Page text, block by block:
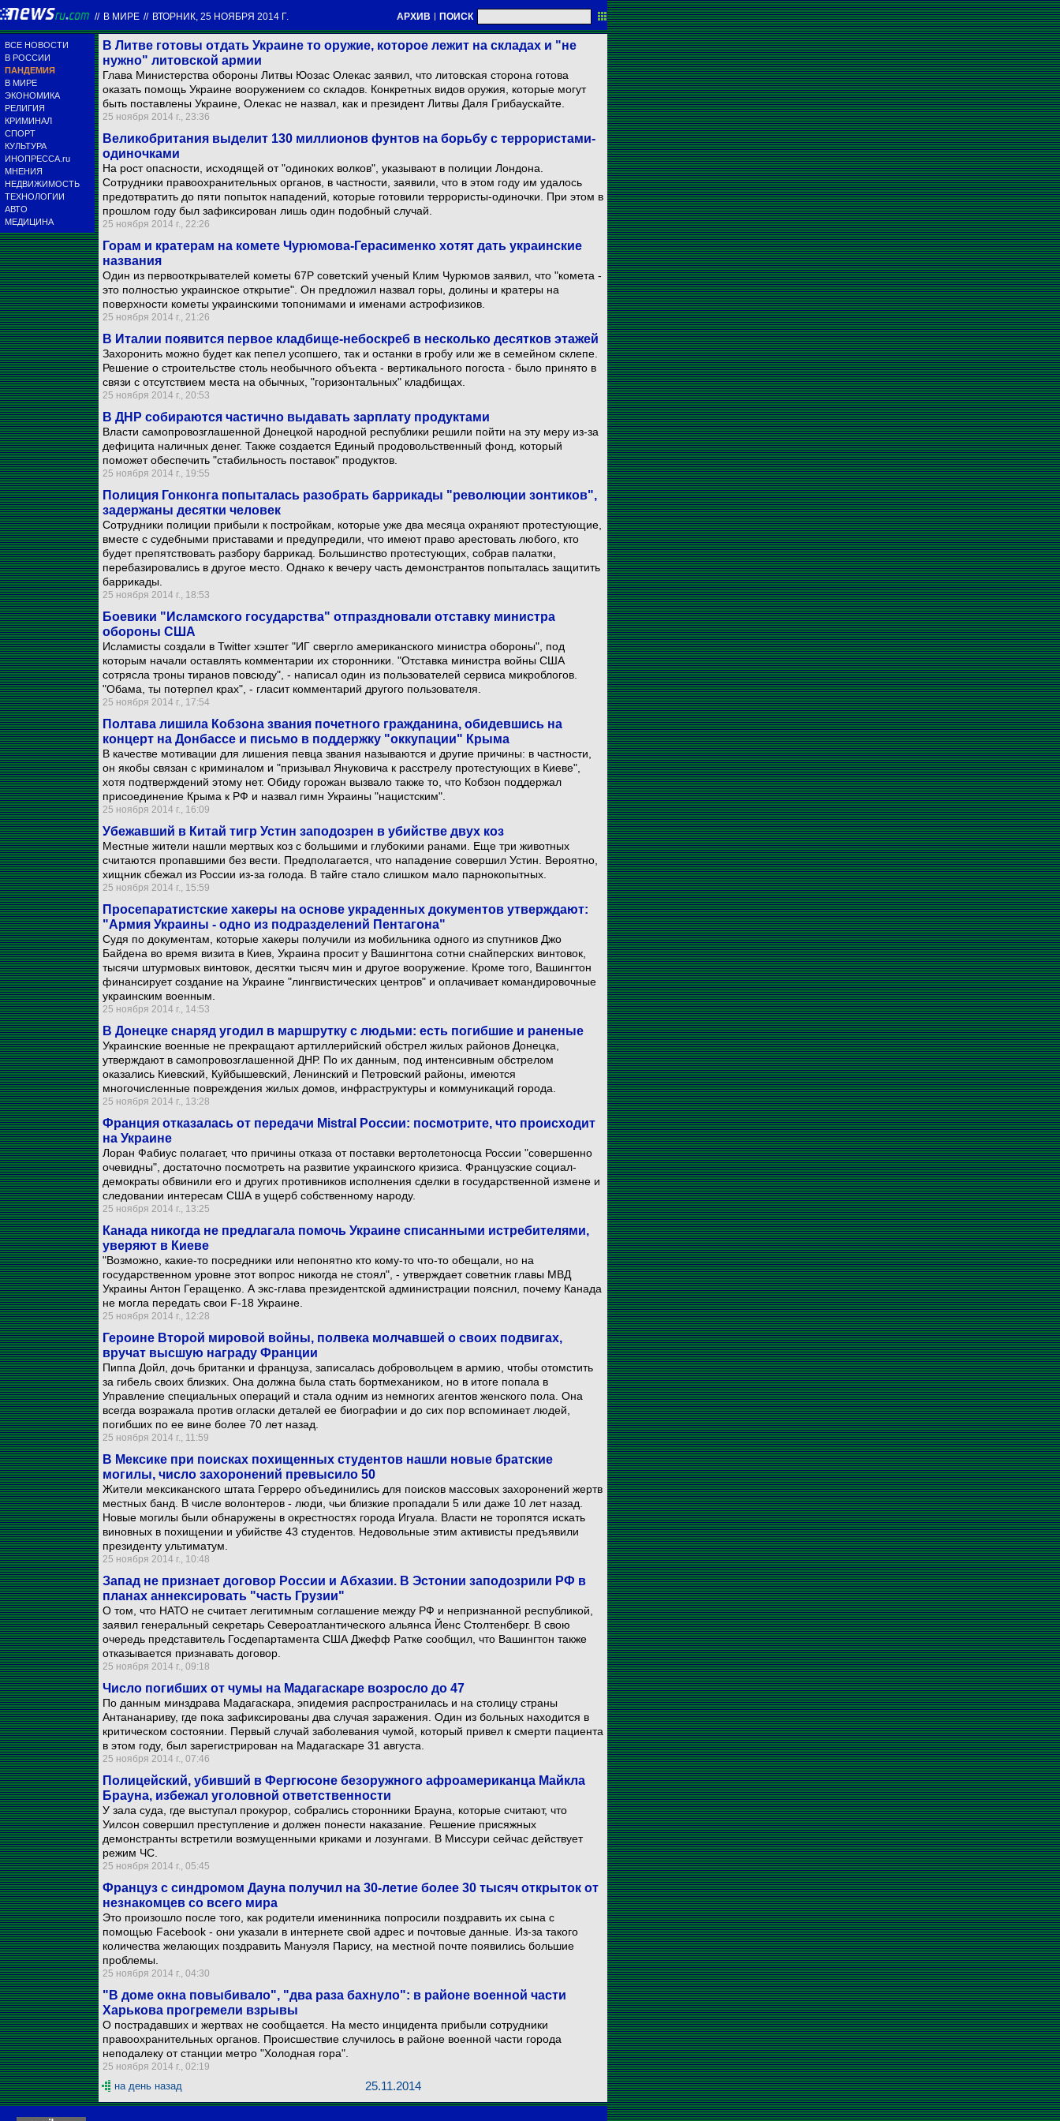
// В МИРЕ // ВТОРНИК, 25 НОЯБРЯ 2014 Г. АРХИВ | ПОИСК
ВСЕ НОВОСТИ
В РОССИИ
ПАНДЕМИЯ
В МИРЕ
ЭКОНОМИКА
РЕЛИГИЯ
КРИМИНАЛ
СПОРТ
КУЛЬТУРА
ИНОПРЕССА.ru
МНЕНИЯ
НЕДВИЖИМОСТЬ
ТЕХНОЛОГИИ
АВТО
МЕДИЦИНА
В Литве готовы отдать Украине то оружие, которое лежит на складах и "не
нужно" литовской армии
Глава Министерства обороны Литвы Юозас Олекас заявил, что литовская сторона готова
оказать помощь Украине вооружением со складов. Конкретных видов оружия, которые могут
быть поставлены Украине, Олекас не назвал, как и президент Литвы Даля Грибаускайте.
25 ноября 2014 г., 23:36
Великобритания выделит 130 миллионов фунтов на борьбу с террористами-
одиночками
На рост опасности, исходящей от "одиноких волков", указывают в полиции Лондона.
Сотрудники правоохранительных органов, в частности, заявили, что в этом году им удалось
предотвратить до пяти попыток нападений, которые готовили террористы-одиночки. При этом в
прошлом году был зафиксирован лишь один подобный случай.
25 ноября 2014 г., 22:26
Горам и кратерам на комете Чурюмова-Герасименко хотят дать украинские
названия
Один из первооткрывателей кометы 67P советский ученый Клим Чурюмов заявил, что "комета -
это полностью украинское открытие". Он предложил назвал горы, долины и кратеры на
поверхности кометы украинскими топонимами и именами астрофизиков.
25 ноября 2014 г., 21:26
В Италии появится первое кладбище-небоскреб в несколько десятков этажей
Захоронить можно будет как пепел усопшего, так и останки в гробу или же в семейном склепе.
Решение о строительстве столь необычного объекта - вертикального погоста - было принято в
связи с отсутствием места на обычных, "горизонтальных" кладбищах.
25 ноября 2014 г., 20:53
В ДНР собираются частично выдавать зарплату продуктами
Власти самопровозглашенной Донецкой народной республики решили пойти на эту меру из-за
дефицита наличных денег. Также создается Единый продовольственный фонд, который
поможет обеспечить "стабильность поставок" продуктов.
25 ноября 2014 г., 19:55
Полиция Гонконга попыталась разобрать баррикады "революции зонтиков",
задержаны десятки человек
Сотрудники полиции прибыли к постройкам, которые уже два месяца охраняют протестующие,
вместе с судебными приставами и предупредили, что имеют право арестовать любого, кто
будет препятствовать разбору баррикад. Большинство протестующих, собрав палатки,
перебазировались в другое место. Однако к вечеру часть демонстрантов попыталась защитить
баррикады.
25 ноября 2014 г., 18:53
Боевики "Исламского государства" отпраздновали отставку министра
обороны США
Исламисты создали в Twitter хэштег "ИГ свергло американского министра обороны", под
которым начали оставлять комментарии их сторонники. "Отставка министра войны США
сотрясла троны тиранов повсюду", - написал один из пользователей сервиса микроблогов.
"Обама, ты потерпел крах", - гласит комментарий другого пользователя.
25 ноября 2014 г., 17:54
Полтава лишила Кобзона звания почетного гражданина, обидевшись на
концерт на Донбассе и письмо в поддержку "оккупации" Крыма
В качестве мотивации для лишения певца звания называются и другие причины: в частности,
он якобы связан с криминалом и "призывал Януковича к расстрелу протестующих в Киеве",
хотя подтверждений этому нет. Обиду горожан вызвало также то, что Кобзон поддержал
присоединение Крыма к РФ и назвал гимн Украины "нацистским".
25 ноября 2014 г., 16:09
Убежавший в Китай тигр Устин заподозрен в убийстве двух коз
Местные жители нашли мертвых коз с большими и глубокими ранами. Еще три животных
считаются пропавшими без вести. Предполагается, что нападение совершил Устин. Вероятно,
хищник сбежал из России из-за голода. В тайге стало слишком мало парнокопытных.
25 ноября 2014 г., 15:59
Просепаратистские хакеры на основе украденных документов утверждают:
"Армия Украины - одно из подразделений Пентагона"
Судя по документам, которые хакеры получили из мобильника одного из спутников Джо
Байдена во время визита в Киев, Украина просит у Вашингтона сотни снайперских винтовок,
тысячи штурмовых винтовок, десятки тысяч мин и другое вооружение. Кроме того, Вашингтон
финансирует создание на Украине "лингвистических центров" и оплачивает командировочные
украинским военным.
25 ноября 2014 г., 14:53
В Донецке снаряд угодил в маршрутку с людьми: есть погибшие и раненые
Украинские военные не прекращают артиллерийский обстрел жилых районов Донецка,
утверждают в самопровозглашенной ДНР. По их данным, под интенсивным обстрелом
оказались Киевский, Куйбышевский, Ленинский и Петровский районы, имеются
многочисленные повреждения жилых домов, инфраструктуры и коммуникаций города.
25 ноября 2014 г., 13:28
Франция отказалась от передачи Mistral России: посмотрите, что происходит
на Украине
Лоран Фабиус полагает, что причины отказа от поставки вертолетоносца России "совершенно
очевидны", достаточно посмотреть на развитие украинского кризиса. Французские социал-
демократы обвинили его и других противников исполнения сделки в государственной измене и
следовании интересам США в ущерб собственному народу.
25 ноября 2014 г., 13:25
Канада никогда не предлагала помочь Украине списанными истребителями,
уверяют в Киеве
"Возможно, какие-то посредники или непонятно кто кому-то что-то обещали, но на
государственном уровне этот вопрос никогда не стоял", - утверждает советник главы МВД
Украины Антон Геращенко. А экс-глава президентской администрации пояснил, почему Канада
не могла передать свои F-18 Украине.
25 ноября 2014 г., 12:28
Героине Второй мировой войны, полвека молчавшей о своих подвигах,
вручат высшую награду Франции
Пиппа Дойл, дочь британки и француза, записалась добровольцем в армию, чтобы отомстить
за гибель своих близких. Она должна была стать бортмехаником, но в итоге попала в
Управление специальных операций и стала одним из немногих агентов женского пола. Она
всегда возражала против огласки деталей ее биографии и до сих пор вспоминает людей,
погибших по ее вине более 70 лет назад.
25 ноября 2014 г., 11:59
В Мексике при поисках похищенных студентов нашли новые братские
могилы, число захоронений превысило 50
Жители мексиканского штата Герреро объединились для поисков массовых захоронений жертв
местных банд. В числе волонтеров - люди, чьи близкие пропадали 5 или даже 10 лет назад.
Новые могилы были обнаружены в окрестностях города Игуала. Власти не торопятся искать
виновных в похищении и убийстве 43 студентов. Недовольные этим активисты предъявили
президенту ультиматум.
25 ноября 2014 г., 10:48
Запад не признает договор России и Абхазии. В Эстонии заподозрили РФ в
планах аннексировать "часть Грузии"
О том, что НАТО не считает легитимным соглашение между РФ и непризнанной республикой,
заявил генеральный секретарь Североатлантического альянса Йенс Столтенберг. В свою
очередь представитель Госдепартамента США Джефф Ратке сообщил, что Вашингтон также
отказывается признавать договор.
25 ноября 2014 г., 09:18
Число погибших от чумы на Мадагаскаре возросло до 47
По данным минздрава Мадагаскара, эпидемия распространилась и на столицу страны
Антананариву, где пока зафиксированы два случая заражения. Один из больных находится в
критическом состоянии. Первый случай заболевания чумой, который привел к смерти пациента
в этом году, был зарегистрирован на Мадагаскаре 31 августа.
25 ноября 2014 г., 07:46
Полицейский, убивший в Фергюсоне безоружного афроамериканца Майкла
Брауна, избежал уголовной ответственности
У зала суда, где выступал прокурор, собрались сторонники Брауна, которые считают, что
Уилсон совершил преступление и должен понести наказание. Решение присяжных
демонстранты встретили возмущенными криками и лозунгами. В Миссури сейчас действует
режим ЧС.
25 ноября 2014 г., 05:45
Француз с синдромом Дауна получил на 30-летие более 30 тысяч открыток от
незнакомцев со всего мира
Это произошло после того, как родители именинника попросили поздравить их сына с
помощью Facebook - они указали в интернете свой адрес и почтовые данные. Из-за такого
количества желающих поздравить Мануэля Парису, на местной почте появились большие
проблемы.
25 ноября 2014 г., 04:30
"В доме окна повыбивало", "два раза бахнуло": в районе военной части
Харькова прогремели взрывы
О пострадавших и жертвах не сообщается. На место инцидента прибыли сотрудники
правоохранительных органов. Происшествие случилось в районе военной части города
неподалеку от станции метро "Холодная гора".
25 ноября 2014 г., 02:19
на день назад 25.11.2014